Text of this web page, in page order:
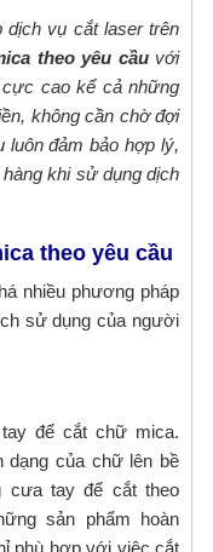
thợ quảng cáo lành
nghiệm
cấp dịch vụ gia
kinh nghiệm cũng
trội về con người và
tôi tự hào là địa chỉ
của mọi khách
sản phẩm đẹp, chất
yêu cầu với công
Sài Gòn CPA triển
đại với mức giá tốt
Chi tiết dịch vụ mời
chính xác - giá
ở đâu chuyên
vị có hơn 10 năm kinh
gỗ, alu, formex,
,chất lượng với mức
mọi khách hàng tại
cắt chữ mica theo
tốt, giá rẻ liên hệ
Gòn CPA. Chúng tôi
chuyên nhận cắt chữ
cầu Bình Thạnh
dịch vụ cắt laser trên
theo yêu cầuvới
cao kể cả những
không cần chờ đợi
luôn đảm bảo hợp lý,
khi sử dụng dịch
theo yêu cầu
nhiều phương pháp
sử dụng của người
để cắt chữ mica.
dạng của chữ lên bề
cưa tay để cắt theo
sản phẩm hoàn
phù hợp với việc cắt